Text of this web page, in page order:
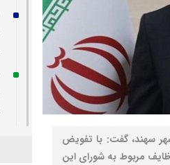
سهند، گفت: با تفویض
مربوط به شورای این